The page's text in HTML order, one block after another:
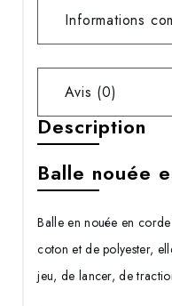
Informations
Avis (0)
Description
Balle nouée
Balle en nouée en
coton et de polyester,
jeu, de lancer, de